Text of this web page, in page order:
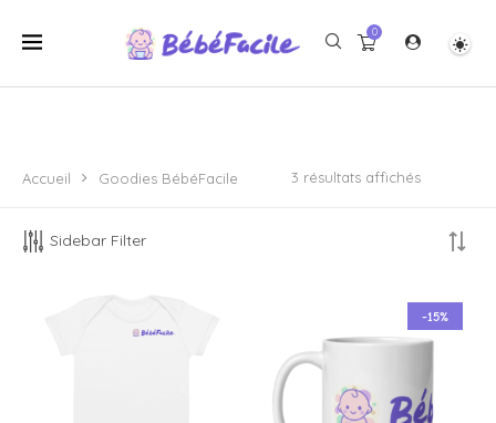
0
Accueil Goodies BébéFacile 3 résultats affichés
Sidebar Filter
-15%